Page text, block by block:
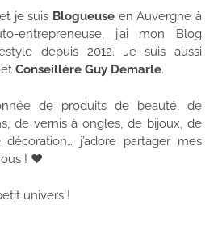
et je suis Blogueuse en Auvergne à
entrepreneuse, j’ai mon Blog
depuis 2012. Je suis aussi
et Conseillère Guy Demarle.
de produits de beauté, de
de vernis à ongles, de bijoux, de
j’adore partager mes
! ♥
univers !